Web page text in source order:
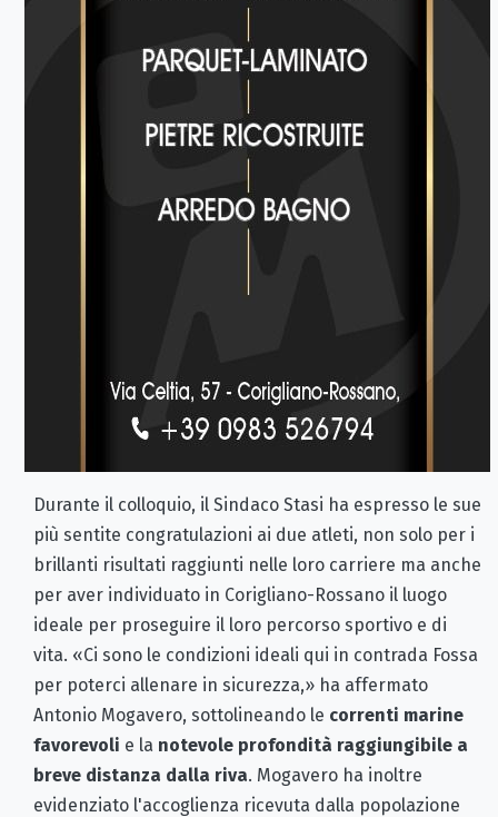
Durante il colloquio, il Sindaco Stasi ha espresso le sue
più sentite congratulazioni ai due atleti, non solo per i
brillanti risultati raggiunti nelle loro carriere ma anche
per aver individuato in Corigliano-Rossano il luogo
ideale per proseguire il loro percorso sportivo e di
vita. «Ci sono le condizioni ideali qui in contrada Fossa
per poterci allenare in sicurezza,» ha affermato
Antonio Mogavero, sottolineando le correnti marine
favorevoli e la notevole profondità raggiungibile a
breve distanza dalla riva. Mogavero ha inoltre
evidenziato l'accoglienza ricevuta dalla popolazione